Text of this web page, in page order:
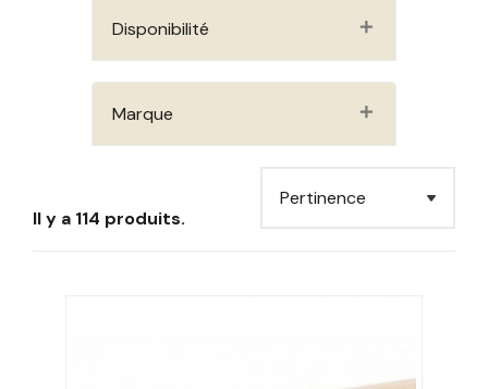
Disponibilité
Marque
Il y a 114 produits.